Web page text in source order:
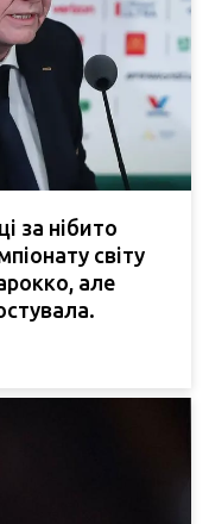
за нібито
світу
але